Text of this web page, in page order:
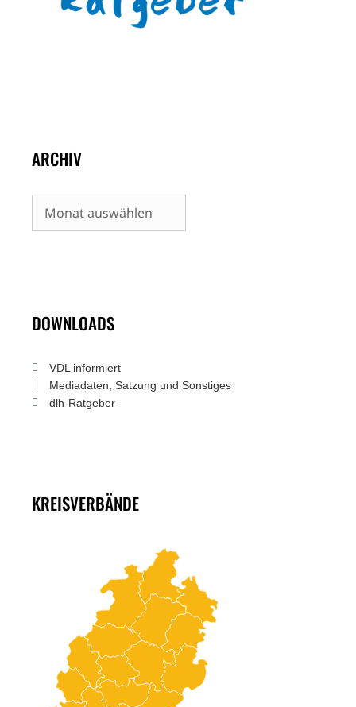
ARCHIV
Archiv
DOWNLOADS
VDL informiert
Mediadaten, Satzung und Sonstiges
dlh-Ratgeber
KREISVERBÄNDE